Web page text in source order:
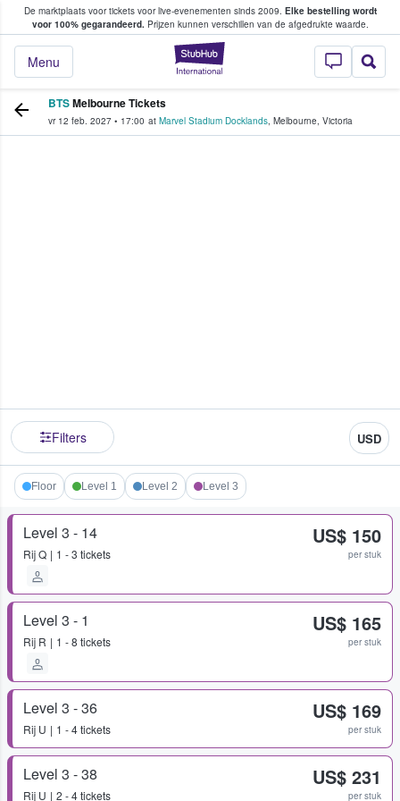
De marktplaats voor tickets voor live-evenementen sinds 2009. Elke bestelling wordt
voor 100% gegarandeerd.Prijzen kunnen verschillen van de afgedrukte waarde.
StubHub: waar
Menu
tickets kopen en verkopen
BTSMelbourne Tickets
vr 12 feb. 2027 • 17:00 at Marvel Stadium Docklands, Melbourne, Victoria
Filters USD
Floor Level 1 Level 2 Level 3
Level 3 - 14
RijQ 1 - 3 tickets
US$ 150
per stuk
Level 3 - 1
Rij R 1 - 8 tickets
US$ 165
per stuk
Level 3 - 36
Rij U 1 - 4 tickets
US$ 169
per stuk
Level 3 - 38
Rij U 2 - 4 tickets
US$ 231
per stuk